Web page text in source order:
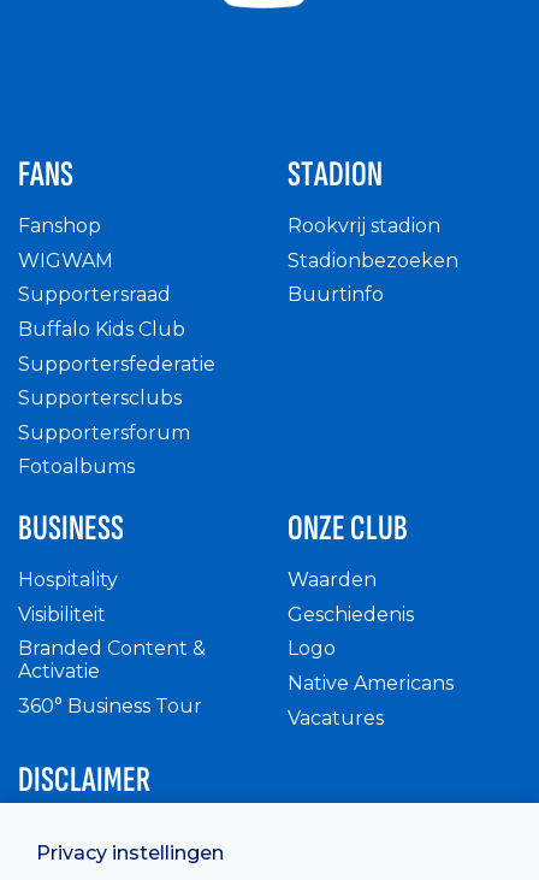
Privacy instellingen
FANS
Fanshop
WIGWAM
Supportersraad
Buffalo Kids Club
Supportersfederatie
Supportersclubs
Supportersforum
Fotoalbums
STADION
Rookvrij stadion
Stadionbezoeken
Buurtinfo
BUSINESS
Hospitality
Visibiliteit
Branded Content &
Activatie
360° Business Tour
ONZE CLUB
Waarden
Geschiedenis
Logo
Native Americans
Vacatures
DISCLAIMER
Privacy Policy